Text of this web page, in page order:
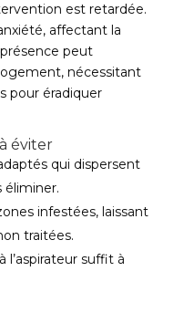
est retardée.
affectant la
peut
nécessitant
pour éradiquer
éviter
qui dispersent
éliminer.
infestées, laissant
traitées.
l’aspirateur suffit à